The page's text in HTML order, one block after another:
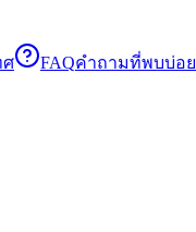
ศ FAQคำถามที่พบบ่อย